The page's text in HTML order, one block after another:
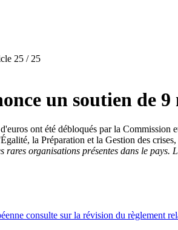
25 / 25
un soutien de
ont été débloqués par la Commission
la Préparation et la Gestion des
rares organisations présentes dans le
consulte sur la révision du règlement